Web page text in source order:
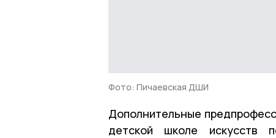
Фото: Пичаевская ДШИ
Дополнительные
детской школе искусств